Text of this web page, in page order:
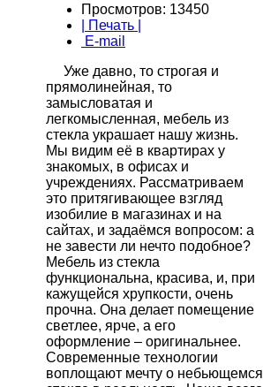
Просмотров: 13450
| Печать |
E-mail
Уже давно, то строгая и
прямолинейная, то
замысловатая и
легкомысленная, мебель из
стекла украшает нашу жизнь.
Мы видим её в квартирах у
знакомых, в офисах и
учреждениях. Рассматриваем
это притягивающее взгляд
изобилие в магазинах и на
сайтах, и задаёмся вопросом: а
не завести ли нечто подобное?
Мебель из стекла
функциональна, красива, и, при
кажущейся хрупкости, очень
прочна. Она делает помещение
светлее, ярче, а его
оформление – оригинальнее.
Современные технологии
воплощают мечту о небьющемся